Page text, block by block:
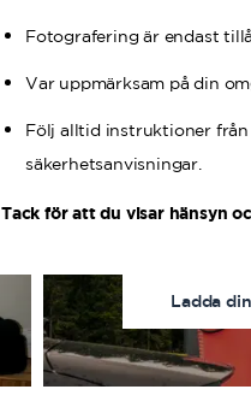
Fotografering är endast
Var uppmärksam på din
Följ alltid instruktioner från
säkerhetsanvisningar.
Tack för att du visar hänsyn
Ladda